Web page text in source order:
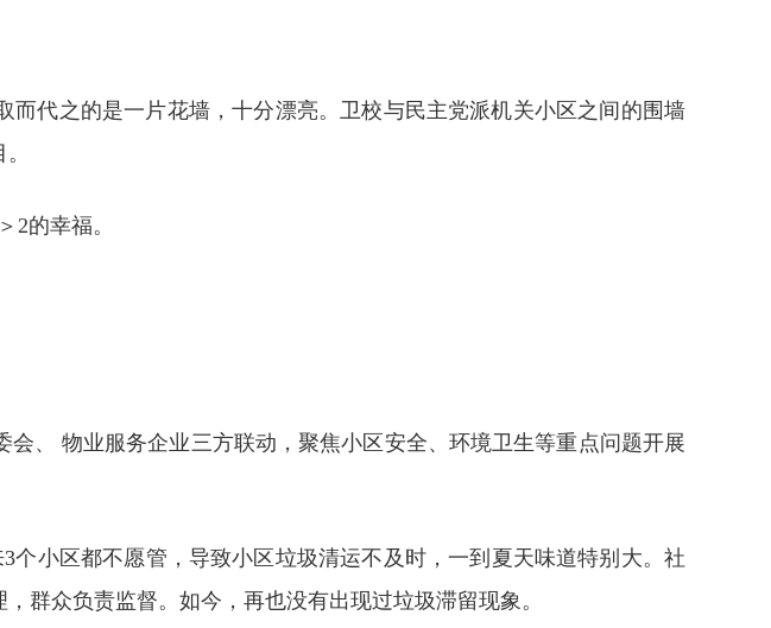
代之的是一片花墙，十分漂亮。卫校与民主党派机关小区之间的围墙
2的幸福。
、 物业服务企业三方联动，聚焦小区安全、环境卫生等重点问题开展
小区都不愿管，导致小区垃圾清运不及时，一到夏天味道特别大。社
群众负责监督。如今，再也没有出现过垃圾滞留现象。